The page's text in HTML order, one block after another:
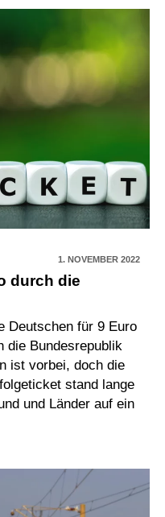
1. NOVEMBER 2022
durch die
Deutschen für 9 Euro
die Bundesrepublik
ist vorbei, doch die
stand lange
und Länder auf ein